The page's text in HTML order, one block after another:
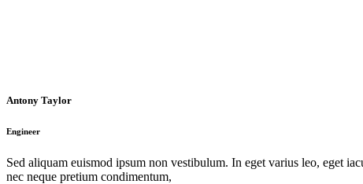
Antony Taylor
Engineer
Sed aliquam euismod ipsum non vestibulum. In eget varius leo, eget
nec neque pretium condimentum,